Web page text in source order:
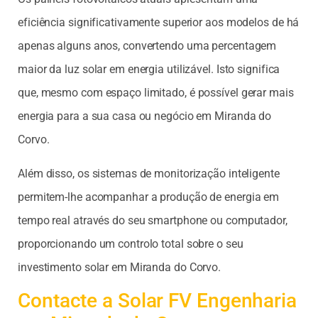
eficiência significativamente superior aos modelos de há
apenas alguns anos, convertendo uma percentagem
maior da luz solar em energia utilizável. Isto significa
que, mesmo com espaço limitado, é possível gerar mais
energia para a sua casa ou negócio em Miranda do
Corvo.
Além disso, os sistemas de monitorização inteligente
permitem-lhe acompanhar a produção de energia em
tempo real através do seu smartphone ou computador,
proporcionando um controlo total sobre o seu
investimento solar em Miranda do Corvo.
Contacte a Solar FV Engenharia